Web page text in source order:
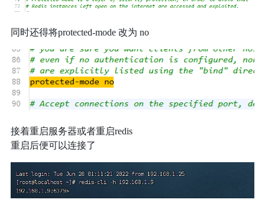
同时还得将protected-mode 改为 no
接着重启服务器或者重启redis
重启后便可以连接了